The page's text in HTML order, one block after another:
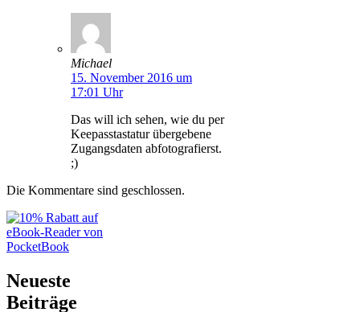
Michael
15. November 2016 um
17:01 Uhr
Das will ich sehen, wie du per
Keepasstastatur übergebene
Zugangsdaten abfotografierst.
;)
Die Kommentare sind geschlossen.
Neueste
Beiträge